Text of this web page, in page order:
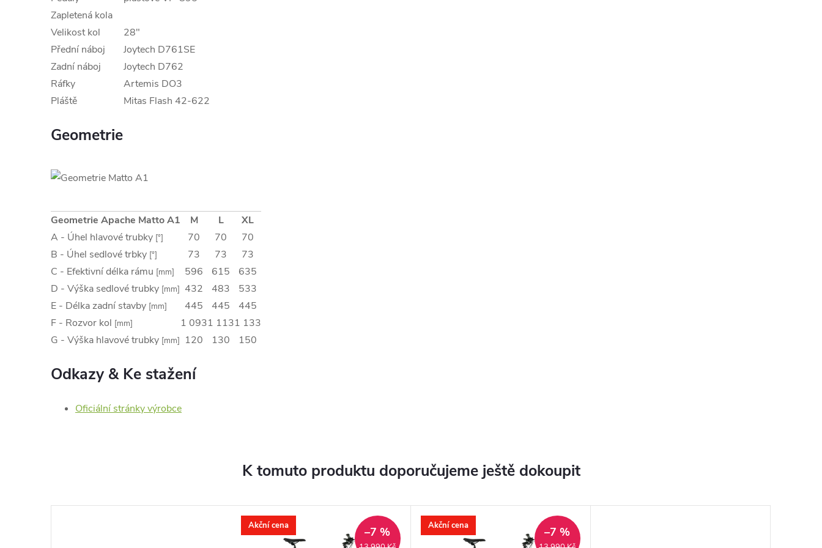
Zapletená kola
Velikost kol
28"
Přední náboj
Joytech D761SE
Zadní náboj
Joytech D762
Ráfky
Artemis DO3
Pláště
Mitas Flash 42-622
Geometrie
Geometrie Apache Matto A1 M L
XL
A - Úhel hlavové trubky [°] 70 70
70
B - Úhel sedlové trbky [°] 73 73
73
C - Efektivní délka rámu [mm] 596 615
635
D - Výška sedlové trubky [mm] 432 483
533
E - Délka zadní stavby [mm] 445 445
445
F - Rozvor kol [mm] 1 0931 1131 133
G - Výška hlavové trubky [mm] 120 130 150
Odkazy & Ke stažení
Oficiální stránky výrobce
K tomuto produktu doporučujeme ještě dokoupit
Akční cena –7 % Akční cena –7 %